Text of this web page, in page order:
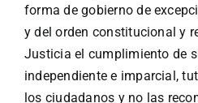
forma de gobierno de
y del orden constitucional y
Justicia el cumplimiento de
independiente e imparcial,
los ciudadanos y no las